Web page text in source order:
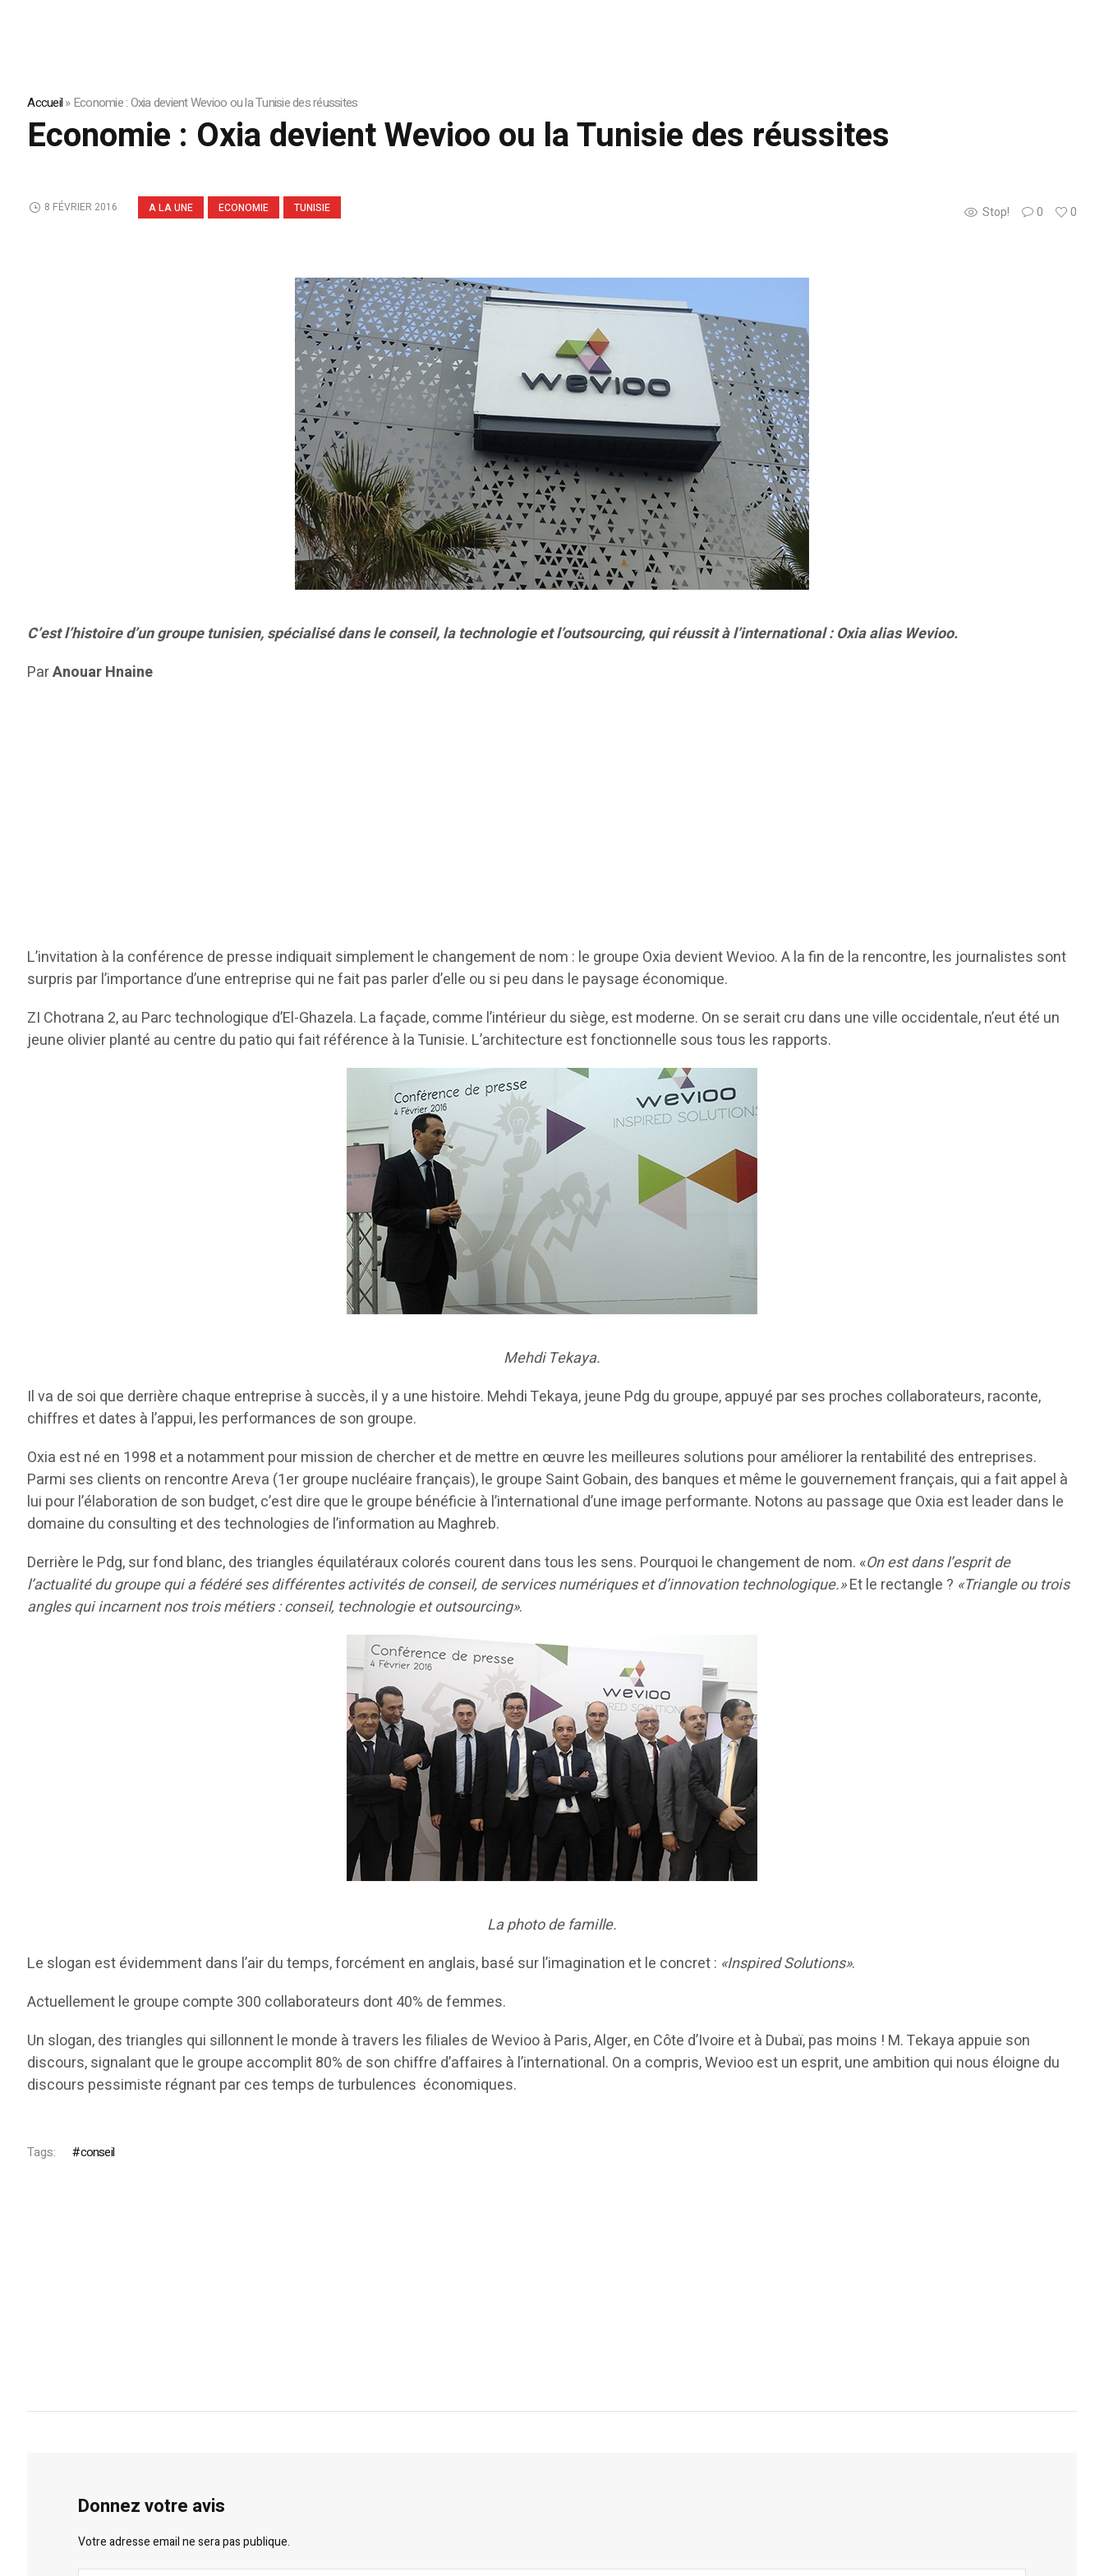
Accueil»Economie : Oxia devient Wevioo ou la Tunisie des réussites
Economie : Oxia devient Wevioo ou la Tunisie des réussites
A LA UNE ECONOMIE TUNISIE Stop! 0 0
8 FÉVRIER 2016
C’est l’histoire d’un groupe tunisien, spécialisé dans le conseil, la technologie et l’outsourcing, qui réussit à l’international : Oxia alias Wevioo.
ParAnouar Hnaine
L’invitation à la conférence de presse indiquait simplement le changement de nom : le groupe Oxia devient Wevioo. A la fin de la rencontre, les journalistes sont
surpris par l’importance d’une entreprise qui ne fait pas parler d’elle ou si peu dans le paysage économique.
ZI Chotrana 2, au Parc technologique d’El-Ghazela. La façade, comme l’intérieur du siège, est moderne. On se serait cru dans une ville occidentale, n’eut été un
jeune olivier planté au centre du patio qui fait référence à la Tunisie. L’architecture est fonctionnelle sous tous les rapports.
Mehdi Tekaya.
Il va de soi que derrière chaque entreprise à succès, il y a une histoire. Mehdi Tekaya, jeune Pdg du groupe, appuyé par ses proches collaborateurs, raconte,
chiffres et dates à l’appui, les performances de son groupe.
Oxia est né en 1998 et a notamment pour mission de chercher et de mettre en œuvre les meilleures solutions pour améliorer la rentabilité des entreprises.
Parmi ses clients on rencontre Areva (1er groupe nucléaire français), le groupe Saint Gobain, des banques et même le gouvernement français, qui a fait appel à
lui pour l’élaboration de son budget, c’est dire que le groupe bénéficie à l’international d’une image performante. Notons au passage que Oxia est leader dans le
domaine du consulting et des technologies de l’information au Maghreb.
Derrière le Pdg, sur fond blanc, des triangles équilatéraux colorés courent dans tous les sens. Pourquoi le changement de nom. «On est dans l’esprit de
l’actualité du groupe qui a fédéré ses différentes activités de conseil, de services numériques et d’innovation technologique.»Et le rectangle ? «Triangle ou trois
angles qui incarnent nos trois métiers : conseil, technologie et outsourcing».
La photo de famille.
Le slogan est évidemment dans l’air du temps, forcément en anglais, basé sur l’imagination et le concret : «Inspired Solutions».
Actuellement le groupe compte 300 collaborateurs dont 40% de femmes.
Un slogan, des triangles qui sillonnent le monde à travers les filiales de Wevioo à Paris, Alger, en Côte d’Ivoire et à Dubaï, pas moins ! M. Tekaya appuie son
discours, signalant que le groupe accomplit 80% de son chiffre d’affaires à l’international. On a compris, Wevioo est un esprit, une ambition qui nous éloigne du
discours pessimiste régnant par ces temps de turbulences économiques.
Tags: conseil
Donnez votre avis
Votre adresse email ne sera pas publique.